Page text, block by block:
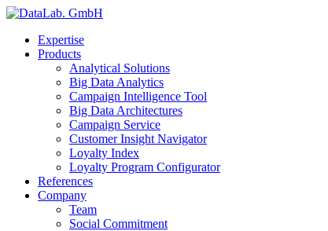
Expertise
Products
Analytical Solutions
Big Data Analytics
Campaign Intelligence Tool
Big Data Architectures
Campaign Service
Customer Insight Navigator
Loyalty Index
Loyalty Program Configurator
References
Company
Team
Social Commitment